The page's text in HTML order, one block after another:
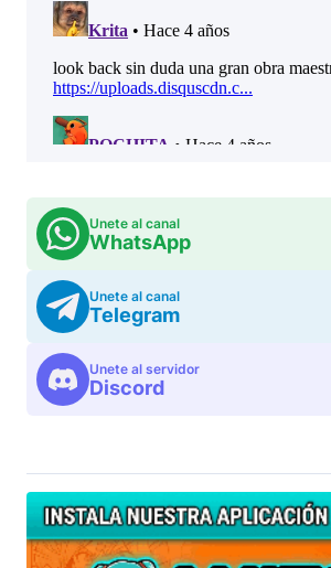
Unete al canal
WhatsApp
Unete al canal
Telegram
Unete al servidor
Discord